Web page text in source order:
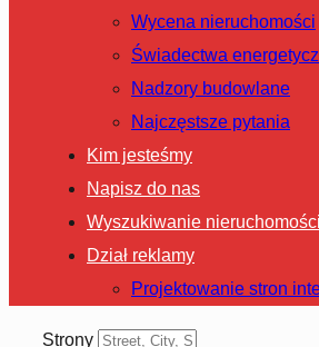
Wycena nieruchomości
Świadectwa
Nadzory budowlane
Najczęstsze pytania
Kim jesteśmy
Napisz do nas
Wyszukiwanie nieruchomości
Dział reklamy
Projektowanie stron
Strony